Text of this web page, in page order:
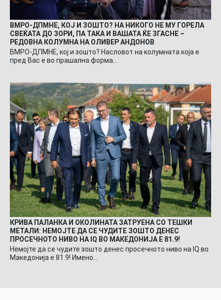
ВМРО-ДПМНЕ, КОЈ И ЗОШТО? НА НИКОГО НЕ МУ ГОРЕЛА
СВЕЌАТА ДО ЗОРИ, ПА ТАКА И ВАШАТА ЌЕ ЗГАСНЕ –
РЕДОВНА КОЛУМНА НА ОЛИВЕР АНДОНОВ
ВМРО-ДПМНЕ, кој и зошто? Насловот на колумната која е
пред Вас е во прашална форма…
КРИВА ПАЛАНКА И ОКОЛИНАТА ЗАТРУЕНА СО ТЕШКИ
МЕТАЛИ: НЕМОЈТЕ ДА СЕ ЧУДИТЕ ЗОШТО ДЕНЕС
ПРОСЕЧНОТО НИВО НА IQ ВО МАКЕДОНИЈА Е 81.9!
Немојте да се чудите зошто денес просечното ниво на IQ во
Македонија е 81.9! Имено…